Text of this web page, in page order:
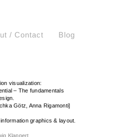
/ Contact Blog
visualization:
– The fundamentals
Götz, Anna Rigamonti]
graphics & layout.
Klappert